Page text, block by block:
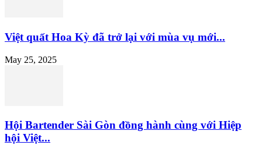
Việt quất Hoa Kỳ đã trở lại với mùa vụ mới...
May 25, 2025
Hội Bartender Sài Gòn đồng hành cùng với Hiệp
hội Việt...